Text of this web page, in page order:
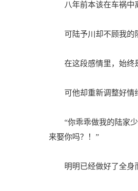
八年前本该在车祸中离
可陆予川却不顾我的阻
在这段感情里，始终是
可他却重新调整好情
“你乖乖做我的陆家少
来娶你吗？！”
明明已经做好了全身